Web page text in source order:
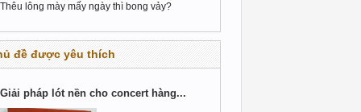
Thêu lông mày mấy ngày thì bong vảy?
đề được yêu thích
Giải pháp lót nền cho concert hàng...